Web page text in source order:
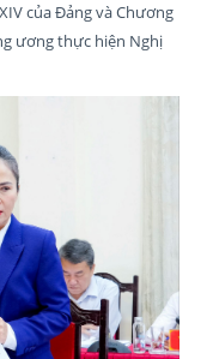
của Đảng và Chương
ương thực hiện Nghị